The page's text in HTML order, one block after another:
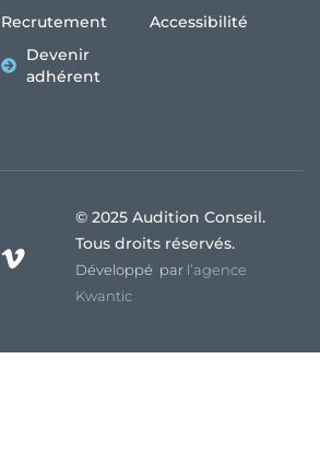
Recrutement
Devenir
adhérent
Accessibilité
© 2025 Audition Conseil.
Tous droits réservés.
Développé par l’agence
Kwantic